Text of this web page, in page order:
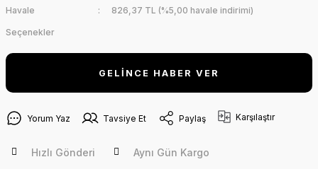
Havale
826,37 TL (%5,00 havale indirimi)
Seçenekler
GELİNCE HABER VER
Yorum Yaz Tavsiye Et Paylaş Karşılaştır
Hızlı Gönderi Aynı Gün Kargo